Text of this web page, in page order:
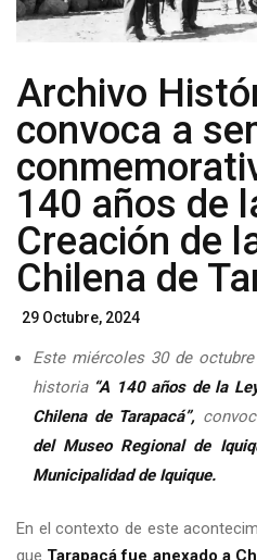
Archivo
convoca a
140 años de
Creación de
Chilena de
Posted
29 Octubre, 2024
Este miércoles 30 de
historia “A 140 años de la
Chilena de Tarapacá”,
del Museo Regional de
Municipalidad de Iquique.
En el contexto de este
que Tarapacá fue anexado a